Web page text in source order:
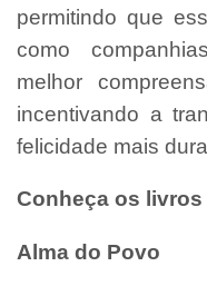
permitindo que
como
melhor
incentivando a
felicidade mais
Conheça os livros
Alma do Povo